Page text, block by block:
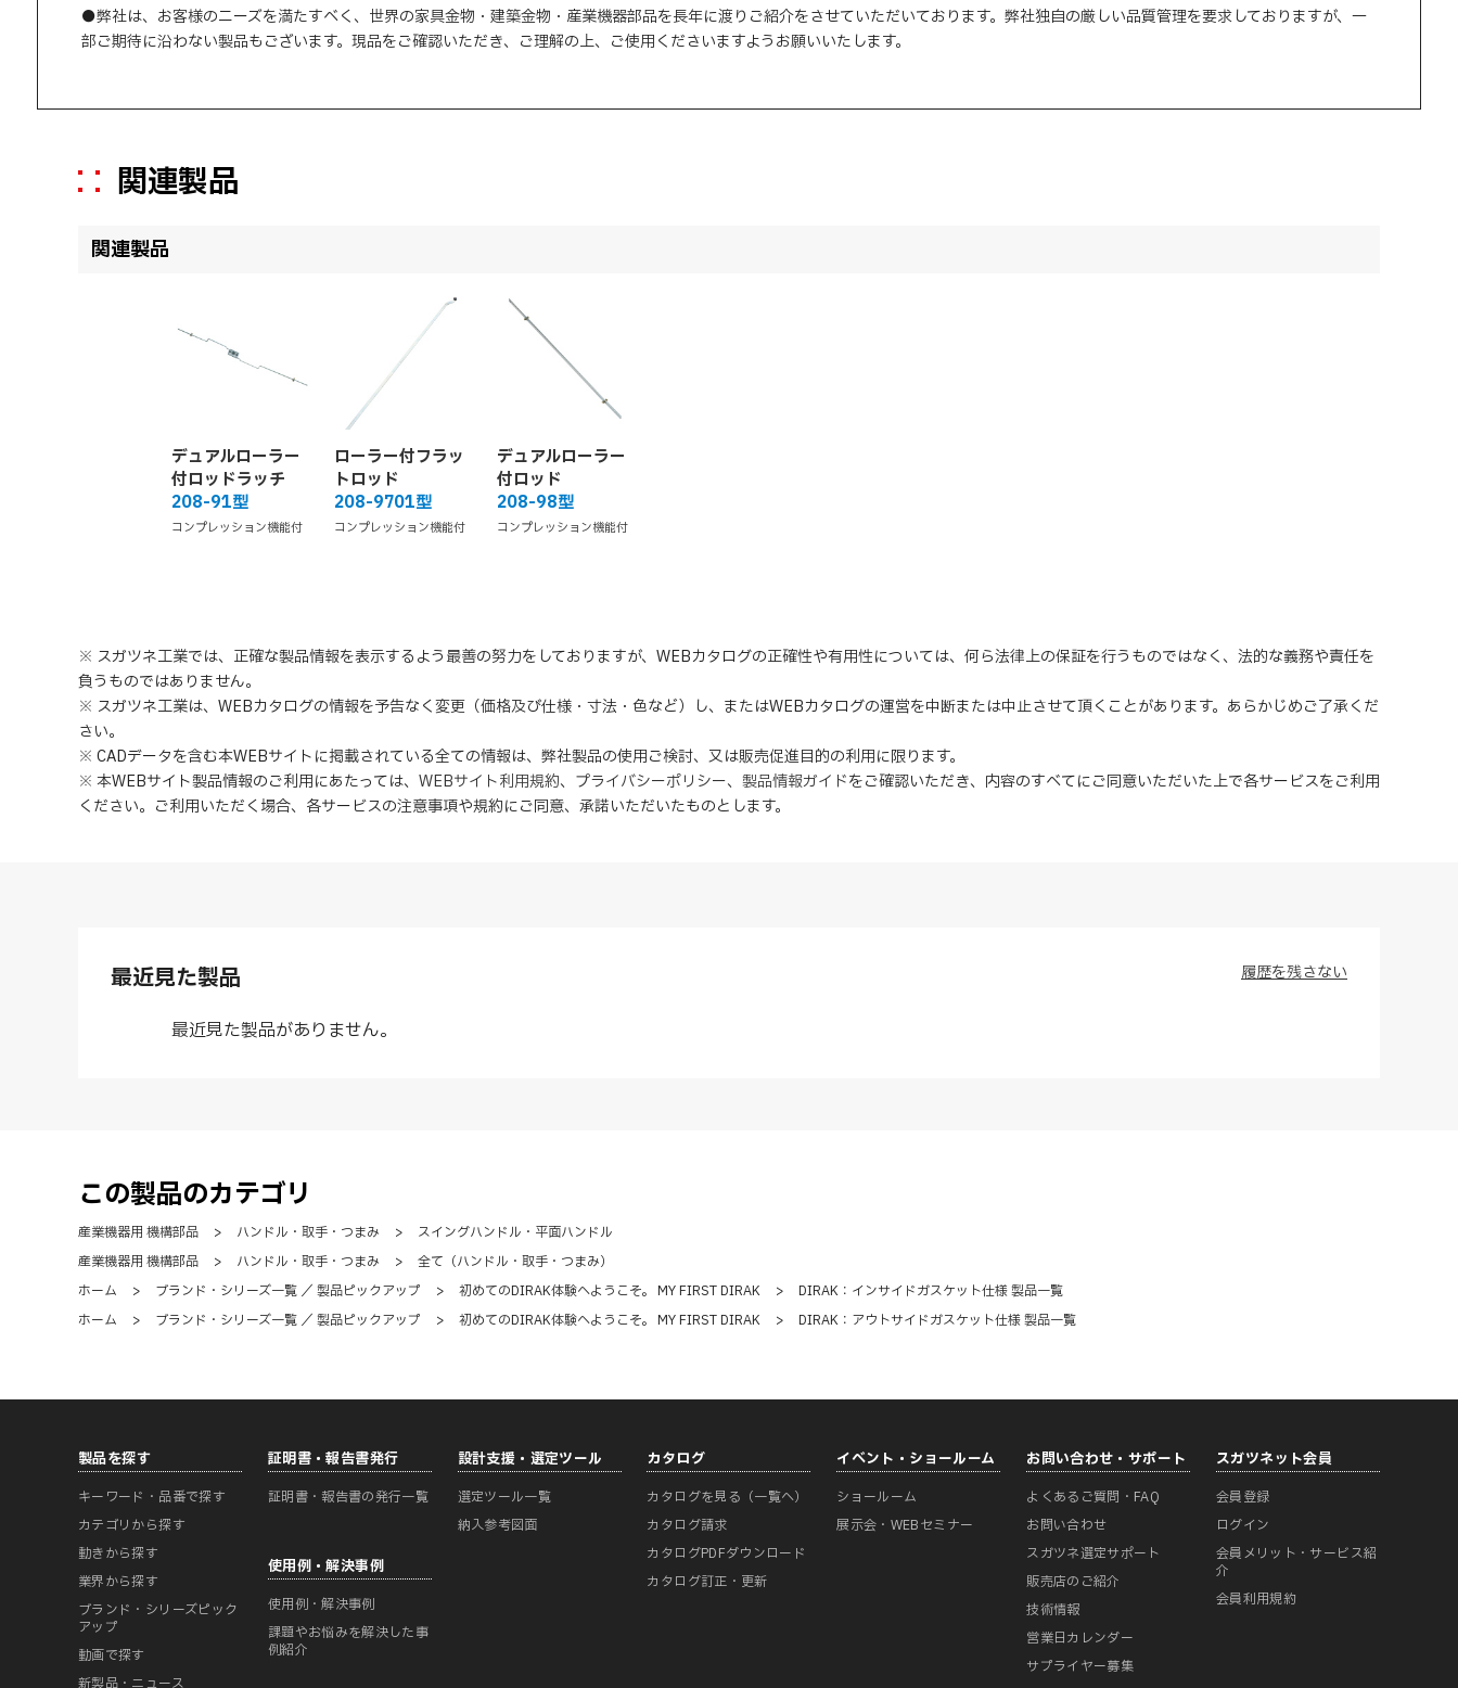
●弊社は、お客様のニーズを満たすべく、世界の家具金物・建築金物・産業機器部品を長年に渡りご紹介をさせていただいております。弊社独自の厳しい品質管理を要求しておりますが、一
部ご期待に沿わない製品もございます。現品をご確認いただき、ご理解の上、ご使用くださいますようお願いいたします。
関連製品
関連製品
デュアルローラー
付ロッドラッチ
208-91型
コンプレッション機能付
ローラー付フラッ
トロッド
208-9701型
コンプレッション機能付
デュアルローラー
付ロッド
208-98型
コンプレッション機能付
※ スガツネ工業では、正確な製品情報を表示するよう最善の努力をしておりますが、WEBカタログの正確性や有用性については、何ら法律上の保証を行うものではなく、法的な義務や責任を
負うものではありません。
※ スガツネ工業は、WEBカタログの情報を予告なく変更（価格及び仕様・寸法・色など）し、またはWEBカタログの運営を中断または中止させて頂くことがあります。あらかじめご了承くだ
さい。
※ CADデータを含む本WEBサイトに掲載されている全ての情報は、弊社製品の使用ご検討、又は販売促進目的の利用に限ります。
※ 本WEBサイト製品情報のご利用にあたっては、 WEBサイト利用規約、 プライバシーポリシー、 製品情報ガイドをご確認いただき、内容のすべてにご同意いただいた上で各サービスをご利用
ください。ご利用いただく場合、各サービスの注意事項や規約にご同意、 承諾いただいたものとします。
最近見た製品
最近見た製品がありません。
履歴を残さない
この製品のカテゴリ
産業機器用 機構部品 > ハンドル・取手・つまみ >
スイングハンドル・平面ハンドル
産業機器用 機構部品
> ハンドル・取手・つまみ >
全て（ハンドル・取手・つまみ）
ホーム
> ブランド・シリーズ一覧 ／ 製品ピックアップ > 初めてのDIRAK体験へようこそ。 MY FIRST DIRAK >
DIRAK：インサイドガスケット仕様 製品一覧
ホーム
> ブランド・シリーズ一覧 ／ 製品ピックアップ > 初めてのDIRAK体験へようこそ。 MY FIRST DIRAK > DIRAK：アウトサイドガスケット仕様 製品一覧
製品を探す
キーワード・品番で探す
カテゴリから探す
動きから探す
業界から探す
ブランド・シリーズピック
アップ
動画で探す
新製品・ニュース
証明書・報告書発行
証明書・報告書の発行一覧
使用例・解決事例
使用例・解決事例
課題やお悩みを解決した事
例紹介
設計支援・選定ツール
選定ツール一覧
納入参考図面
カタログ
カタログを見る（一覧へ）
カタログ請求
カタログPDFダウンロード
カタログ訂正・更新
イベント・ショールーム
ショールーム
展示会・WEBセミナー
お問い合わせ・サポート
よくあるご質問・FAQ
お問い合わせ
スガツネ選定サポート
販売店のご紹介
技術情報
営業日カレンダー
サプライヤー募集
スガツネット会員
会員登録
ログイン
会員メリット・サービス紹
介
会員利用規約